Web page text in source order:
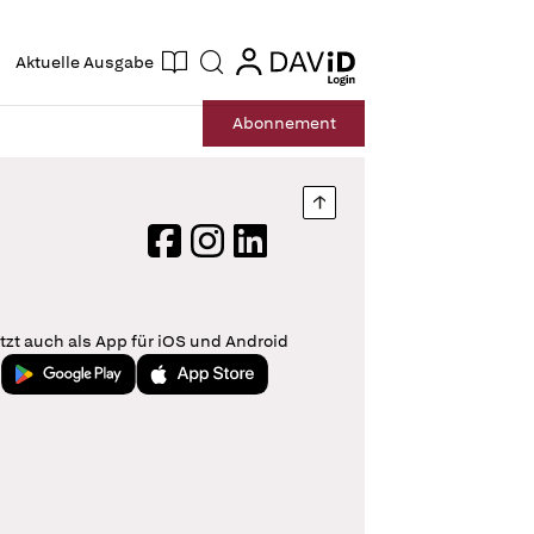
Aktuelle Ausgabe Suche login
login
Abonnement
Nach oben springen
FacebookInstagram
LinkedIn
auch als App für iOS und Android
Jetzt bei Google PlayLaden im App Store